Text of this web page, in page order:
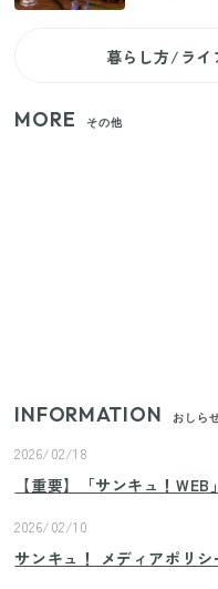
暮らし方/ライ
MORE その他
INFORMATION おしら
2026/02/18
【重要】「サンキュ！
2026/02/10
サンキュ！ メディアポリシ